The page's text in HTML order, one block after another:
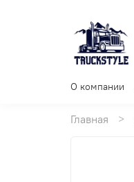
О компании
Главная